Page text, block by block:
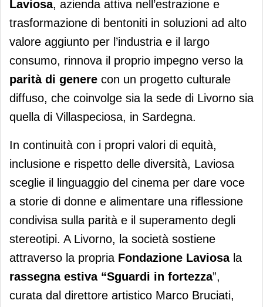
parità di genere
Laviosa, azienda attiva nell’estrazione e
trasformazione di bentoniti in soluzioni ad alto
valore aggiunto per l’industria e il largo
consumo, rinnova il proprio impegno verso la
parità di genere con un progetto culturale
diffuso, che coinvolge sia la sede di Livorno sia
quella di Villaspeciosa, in Sardegna.
In continuità con i propri valori di equità,
inclusione e rispetto delle diversità, Laviosa
sceglie il linguaggio del cinema per dare voce
a storie di donne e alimentare una riflessione
condivisa sulla parità e il superamento degli
stereotipi. A Livorno, la società sostiene
attraverso la propria Fondazione Laviosala
rassegna estiva “Sguardi in fortezza”,
curata dal direttore artistico Marco Bruciati,